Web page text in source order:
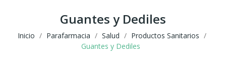
Guantes y Dediles
Inicio Parafarmacia Salud
Productos Sanitarios
Guantes y Dediles